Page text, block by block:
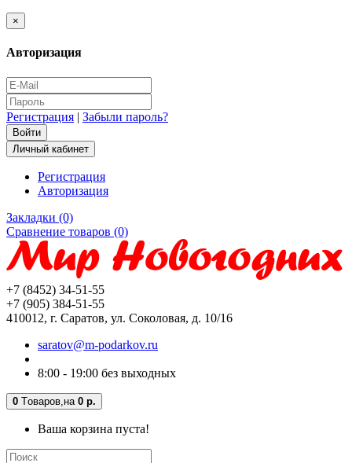
×
Авторизация
Регистрация | Забыли пароль?
Личный кабинет
Регистрация
Авторизация
Закладки (0)
Сравнение товаров (0)
+7 (8452) 34-51-55
+7 (905) 384-51-55
410012, г. Саратов, ул. Соколовая, д. 10/16
saratov@m-podarkov.ru
8:00 - 19:00 без выходных
0 Tоваров, на 0 р.
Ваша корзина пуста!